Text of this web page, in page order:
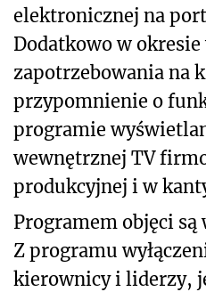
elektronicznej na
Dodatkowo w
zapotrzebowania na
przypomnienie o
programie
wewnętrznej TV
produkcyjnej i w
Programem objęci są
Z programu
kierownicy i liderzy,